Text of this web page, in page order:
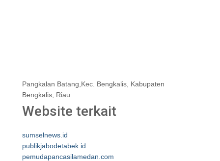
Pangkalan Batang,Kec. Bengkalis, Kabupaten
Bengkalis, Riau
Website terkait
sumselnews.id
publikjabodetabek.id
pemudapancasilamedan.com